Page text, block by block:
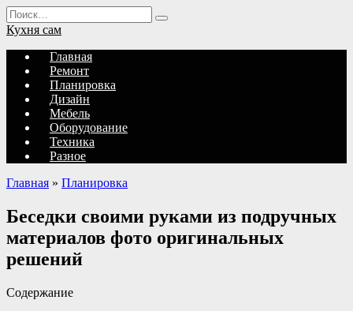
Перейти
к
содержанию
Search
for:
Кухня сам
Главная
Ремонт
Планировка
Дизайн
Мебель
Оборудование
Техника
Разное
Главная » Планировка
Беседки своими руками из подручных
материалов фото оригинальных
решений
Содержание